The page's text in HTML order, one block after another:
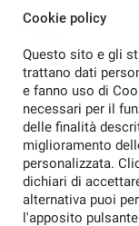
Sede di Arsago
Azienda
Copyright © 2026
l'informativa sulla
Cookie policy
Questo sito e gli
trattano dati
e fanno uso di
necessari per il
delle finalità
miglioramento
personalizzata.
dichiari di
alternativa puoi
l'apposito